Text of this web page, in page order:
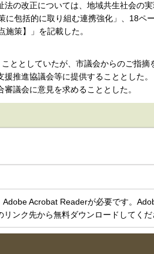
の改正については、地域共生社会の
に包括的に取り組む連携強化」、18ペ
策】」を記載した。
ととしていたが、市議会からのご指摘
推進協議会等に提供することとした
議会に意見を求めることとした。
Acrobat Readerが必要です。
ンク先から無料ダウンロードしてくだ